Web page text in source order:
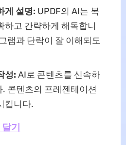
게 설명: UPDF의 AI는 복
하고 간략하게 해독합니
램과 단락이 잘 이해되도
성: AI로 콘텐츠를 신속하
. 콘텐츠의 프레젠테이션
킵니다.
기